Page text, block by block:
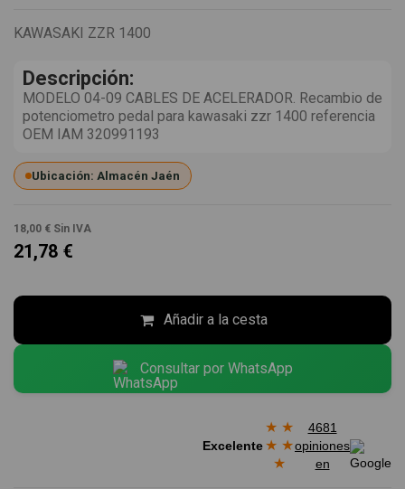
KAWASAKI ZZR 1400
Descripción:
MODELO 04-09 CABLES DE ACELERADOR. Recambio de
potenciometro pedal para kawasaki zzr 1400 referencia
OEM IAM 320991193
Ubicación: Almacén Jaén
18,00 € Sin IVA
21,78 €
Añadir a la cesta
Consultar por WhatsApp
Excelente
★ ★
★ ★
★
4681
opiniones
en